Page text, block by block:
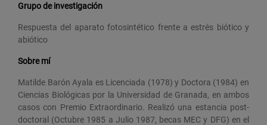
Grupo de investigación
Respuesta del aparato fotosintético frente a estrés biótico y
abiótico
Sobre mí
Matilde Barón Ayala es Licenciada (1978) y Doctora (1984) en
Ciencias Biológicas por la Universidad de Granada, en ambos
casos con Premio Extraordinario. Realizó una estancia post-
doctoral (Octubre 1985 a Julio 1987, becas MEC y DFG) en el